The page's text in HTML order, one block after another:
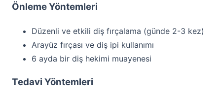
Önleme Yöntemleri
Düzenli ve etkili diş fırçalama (günde 2-3 kez)
Arayüz fırçası ve diş ipi kullanımı
6 ayda bir diş hekimi muayenesi
Tedavi Yöntemleri